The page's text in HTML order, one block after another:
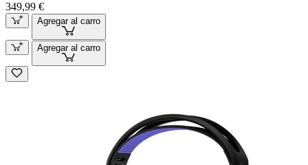
349,99 €
Agregar al carro
Agregar al carro